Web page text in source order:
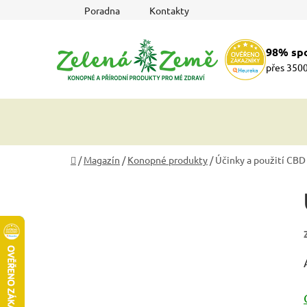
Poradna Kontakty
98%
přes
Domů
/ Magazín / Konopné produkty / Účinky a použití